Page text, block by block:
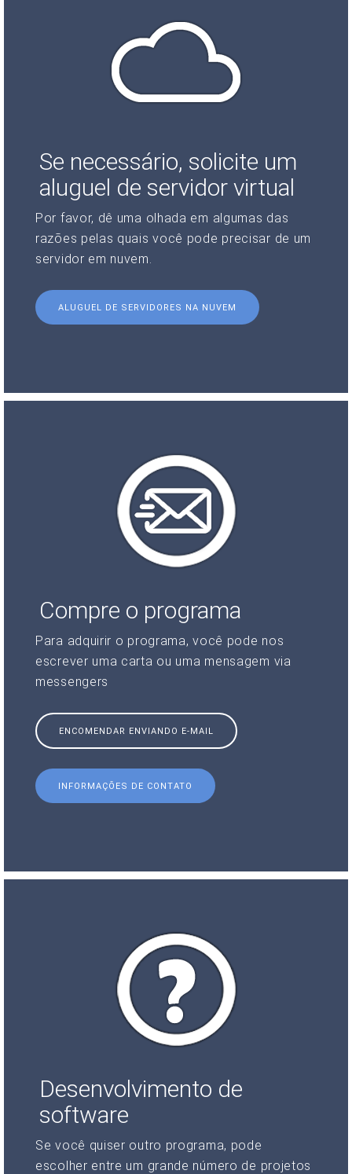
Se necessário, solicite um
aluguel de servidor virtual
Por favor, dê uma olhada em algumas das
razões pelas quais você pode precisar de um
servidor em nuvem.
ALUGUEL DE SERVIDORES NA NUVEM
Compre o programa
Para adquirir o programa, você pode nos
escrever uma carta ou uma mensagem via
messengers
ENCOMENDAR ENVIANDO E-MAIL
INFORMAÇÕES DE CONTATO
Desenvolvimento de
software
Se você quiser outro programa, pode
escolher entre um grande número de projetos